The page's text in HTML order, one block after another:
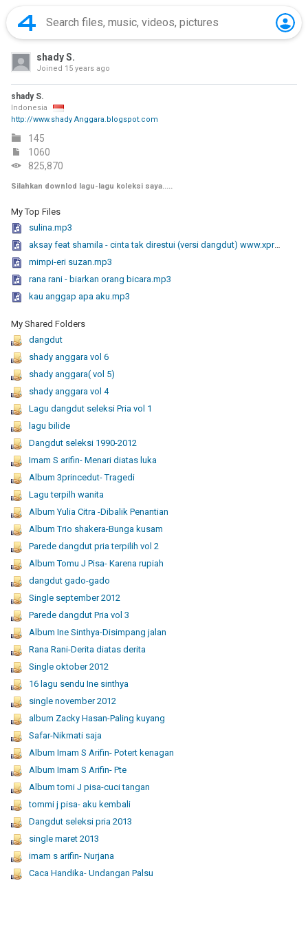
shady S.
Joined 15 years ago
shady S.
Indonesia
http://www.shady Anggara.blogspot.com
145
1060
825,870
Silahkan downlod lagu-lagu koleksi saya.....
My Top Files
sulina.mp3
aksay feat shamila - cinta tak direstui (versi dangdut) www.xpress-musik.mywapblog.mp3
mimpi-eri suzan.mp3
rana rani - biarkan orang bicara.mp3
kau anggap apa aku.mp3
My Shared Folders
dangdut
shady anggara vol 6
shady anggara( vol 5)
shady anggara vol 4
Lagu dangdut seleksi Pria vol 1
lagu bilide
Dangdut seleksi 1990-2012
Imam S arifin- Menari diatas luka
Album 3princedut- Tragedi
Lagu terpilh wanita
Album Yulia Citra -Dibalik Penantian
Album Trio shakera-Bunga kusam
Parede dangdut pria terpilih vol 2
Album Tomu J Pisa- Karena rupiah
dangdut gado-gado
Single september 2012
Parede dangdut Pria vol 3
Album Ine Sinthya-Disimpang jalan
Rana Rani-Derita diatas derita
Single oktober 2012
16 lagu sendu Ine sinthya
single november 2012
album Zacky Hasan-Paling kuyang
Safar-Nikmati saja
Album Imam S Arifin- Potert kenagan
Album Imam S Arifin- Pte
Album tomi J pisa-cuci tangan
tommi j pisa- aku kembali
Dangdut seleksi pria 2013
single maret 2013
imam s arifin- Nurjana
Caca Handika- Undangan Palsu